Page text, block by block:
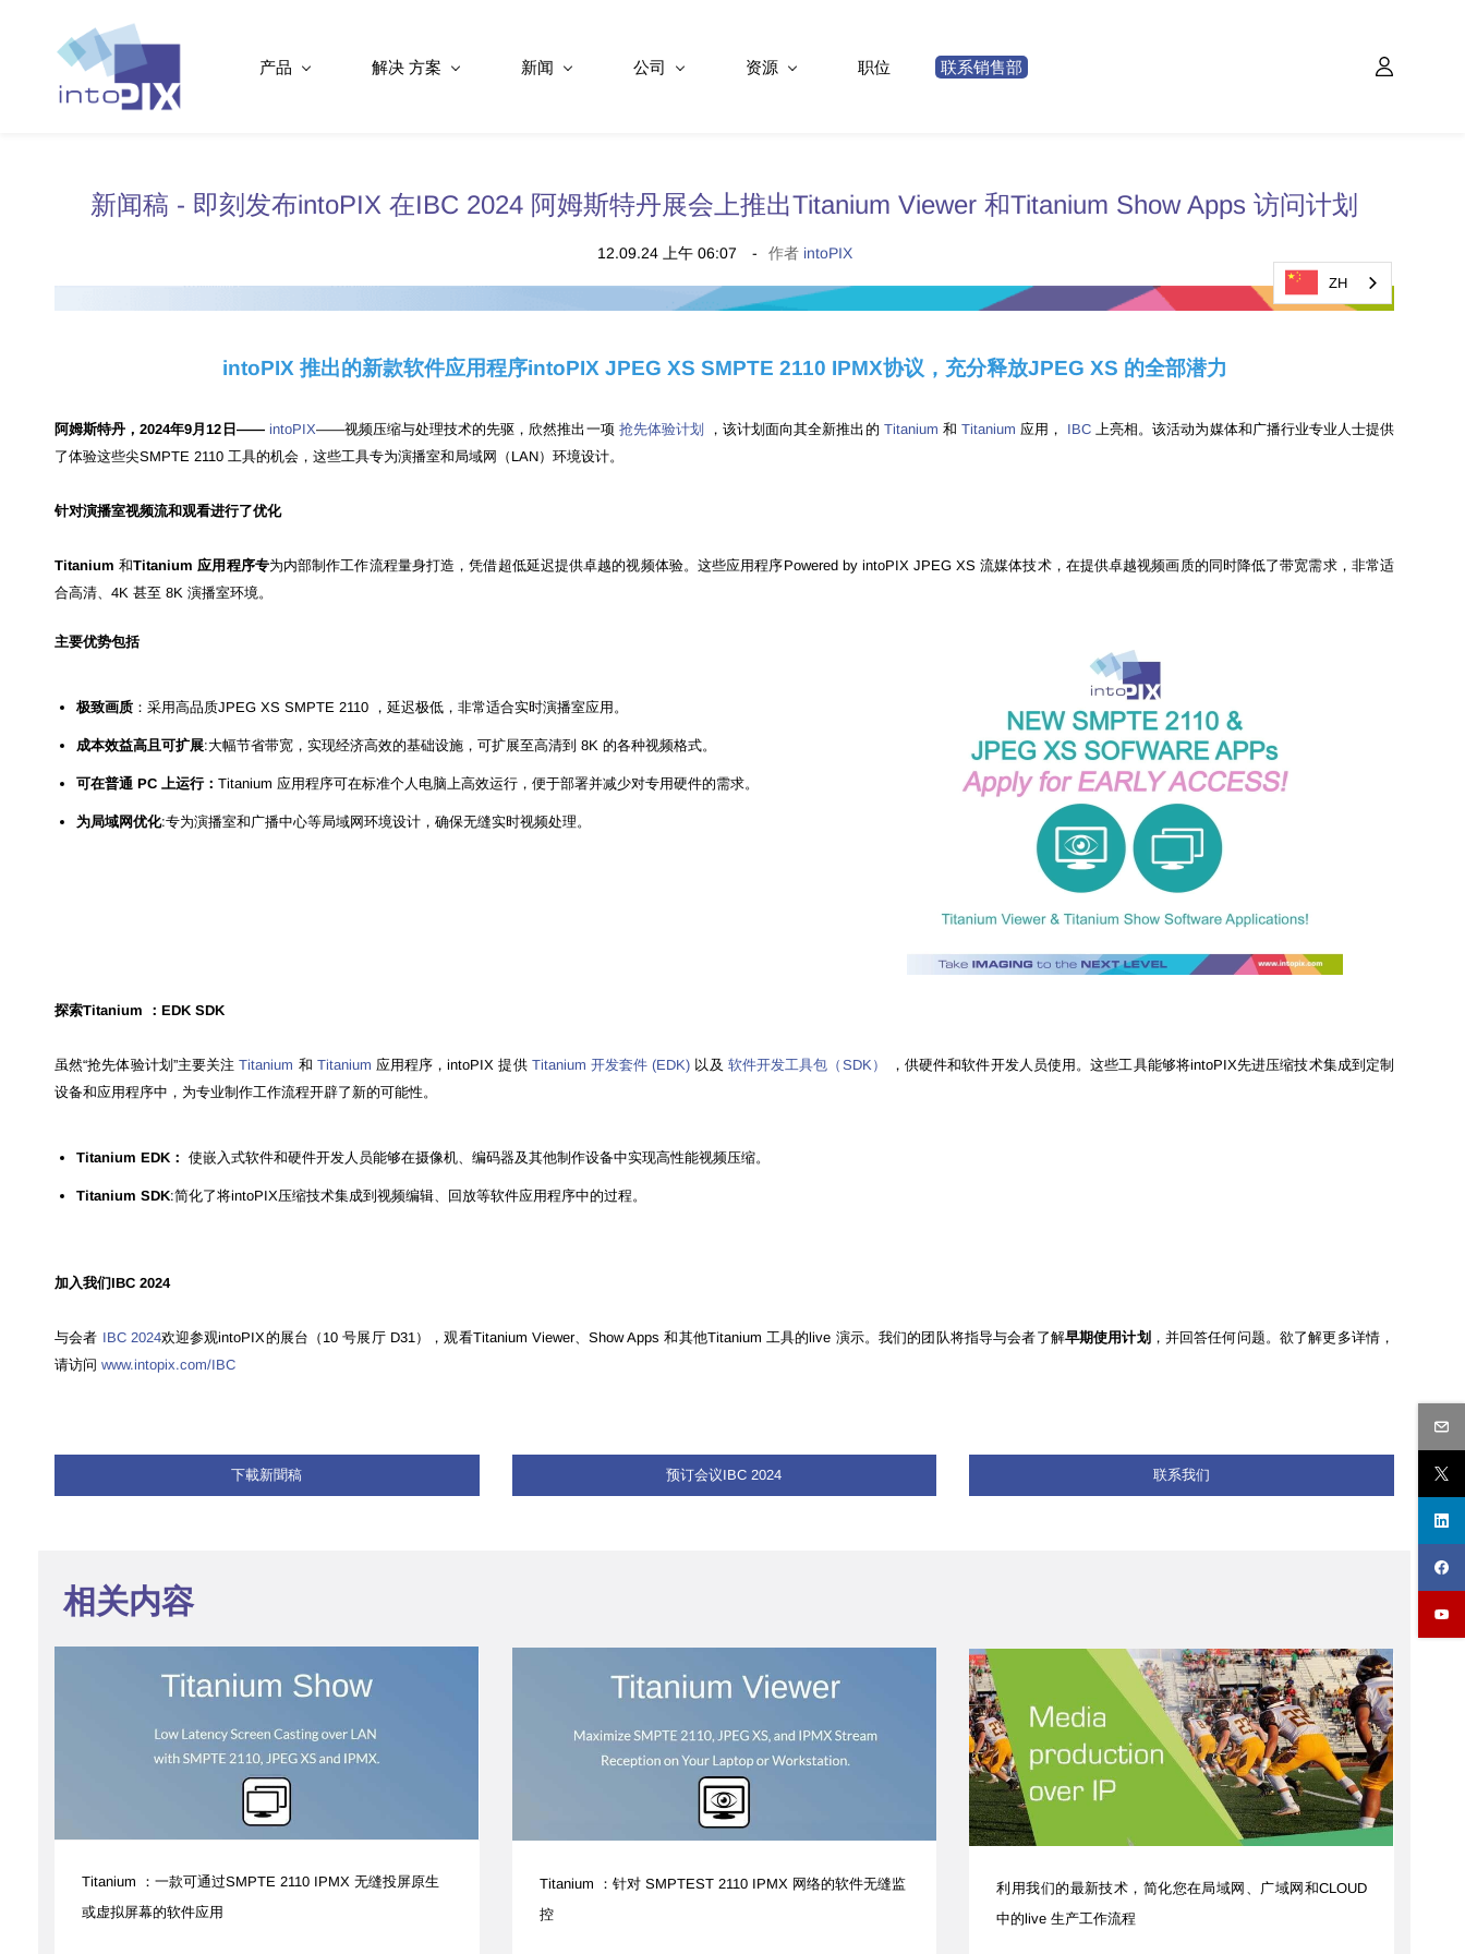
产品 解决 方案 新闻 公司 资源 职位 联系销售部
新闻稿 - 即刻发布intoPIX 在IBC 2024 阿姆斯特丹展会上推出Titanium Viewer 和Titanium Show Apps 访问计划
12.09.24 上午 06:07 作者 intoPIX
intoPIX 推出的新款软件应用程序intoPIX JPEG XS SMPTE 2110 IPMX协议，充分释放JPEG XS 的全部潜力
阿姆斯特丹，2024年9月12日—— intoPIX——视频压缩与处理技术的先驱，欣然推出一项 抢先体验计划 ，该计划面向其全新推出的 Titanium 和 Titanium 应用， IBC上亮相。该活动为媒体和广播行业专业人士提供
了体验这些尖SMPTE 2110 工具的机会，这些工具专为演播室和局域网（LAN）环境设计。
针对演播室视频流和观看进行了优化
Titanium和Titanium 应用程序专为内部制作工作流程量身打造，凭借超低延迟提供卓越的视频体验。这些应用程序Powered by intoPIX JPEG XS 流媒体技术，在提供卓越视频画质的同时降低了带宽需求，非常适
合高清、4K 甚至 8K 演播室环境。
主要优势包括
极致画质 ：采用高品质JPEG XS SMPTE 2110 ，延迟极低，非常适合实时演播室应用。
成本效益高且可扩展:大幅节省带宽，实现经济高效的基础设施，可扩展至高清到 8K 的各种视频格式。
可在普通 PC 上运行： Titanium 应用程序可在标准个人电脑上高效运行，便于部署并减少对专用硬件的需求。
为局域网优化:专为演播室和广播中心等局域网环境设计，确保无缝实时视频处理。
探索Titanium ：EDK SDK
虽然“抢先体验计划”主要关注Titanium 和 Titanium 应用程序，intoPIX 提供 Titanium 开发套件 (EDK) 以及 软件开发工具包（SDK）
，供硬件和软件开发人员使用。这些工具能够将intoPIX先进压缩技术集成到定制
设备和应用程序中，为专业制作工作流程开辟了新的可能性。
Titanium EDK： 使嵌入式软件和硬件开发人员能够在摄像机、编码器及其他制作设备中实现高性能视频压缩。
Titanium SDK:简化了将intoPIX压缩技术集成到视频编辑、回放等软件应用程序中的过程。
加入我们IBC 2024
与会者 IBC 2024欢迎参观intoPIX的展台（10 号展厅 D31），观看Titanium Viewer、Show Apps 和其他Titanium 工具的live 演示。我们的团队将指导与会者了解早期使用计划 ，并回答任何问题。欲了解更多详情，
请访问 www.intopix.com/IBC
下載新聞稿 预订会议IBC 2024 联系我们
相关内容
Titanium ：一款可通过SMPTE 2110 IPMX 无缝投屏原生
或虚拟屏幕的软件应用
Titanium ：针对 SMPTEST 2110 IPMX 网络的软件无缝监
控
利用我们的最新技术，简化您在局域网、广域网和CLOUD
中的live 生产工作流程
ZH